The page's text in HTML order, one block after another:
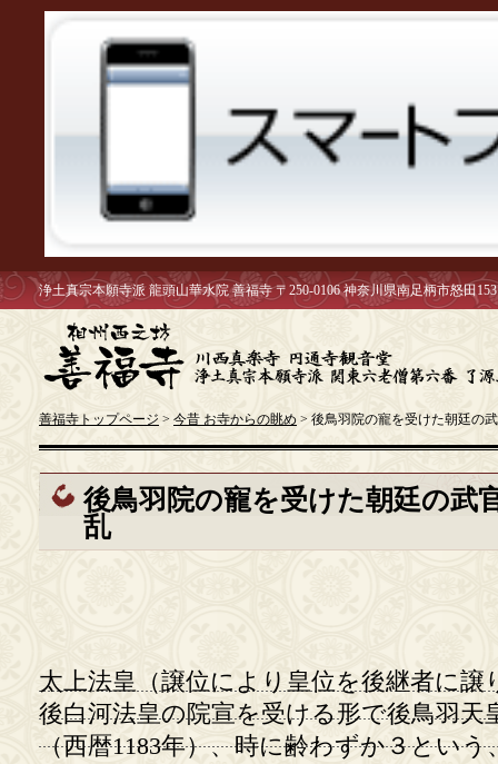
浄土真宗本願寺派 龍頭山華水院 善福寺 〒250-0106 神奈川県南足柄市怒田153
善福寺トップページ > 今昔 お寺からの眺め > 後鳥羽院の寵を受けた朝廷の
後鳥羽院の寵を受けた朝廷の武
乱
太上法皇（譲位により皇位を後継者に
後白河法皇の院宣を受ける形で後鳥羽天
（西暦1183年）、時に齢わずか３とい